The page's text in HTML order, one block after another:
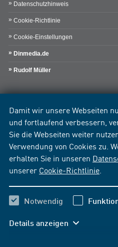
Damit wir unsere Webseiten
und fortlaufend verbessern,
Sie die Webseiten weiter
Verwendung von Cookies zu.
erhalten Sie in unseren
unserer Cookie-Richtlinie
Notwendig
Details anzeigen
Datenschutzhinweis
Cookie-Richtlinie
Cookie-Einstellungen
Dinmedia.de
Rudolf Müller